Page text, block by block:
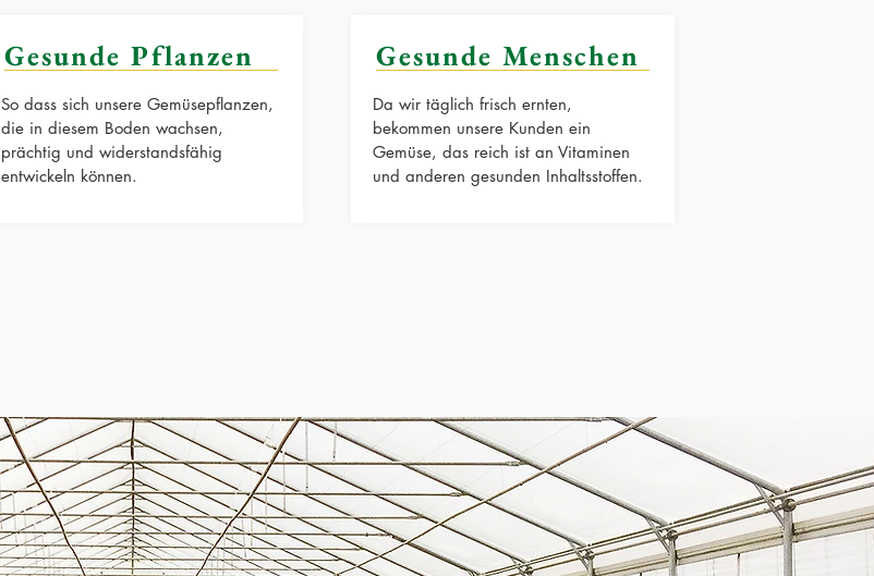
Gesunde Pflanzen
So dass sich unsere Gemüsepflanzen,
die in diesem Boden wachsen,
prächtig und widerstandsfähig
entwickeln können.
Gesunde Menschen
Da wir täglich frisch ernten,
bekommen unsere Kunden ein
Gemüse, das reich ist an Vitaminen
und anderen gesunden Inhaltsstoffen.